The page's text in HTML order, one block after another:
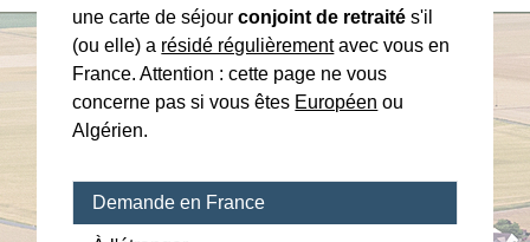
une carte de séjourconjoint de retraité s'il
(ou elle) a résidé régulièrementavec vous en
France. Attention : cette page ne vous
concerne pas si vous êtes Européen ou
Algérien.
Demande en France